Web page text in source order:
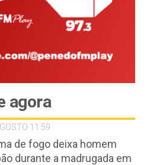
agora
11:59
de fogo deixa homem
durante a madrugada em